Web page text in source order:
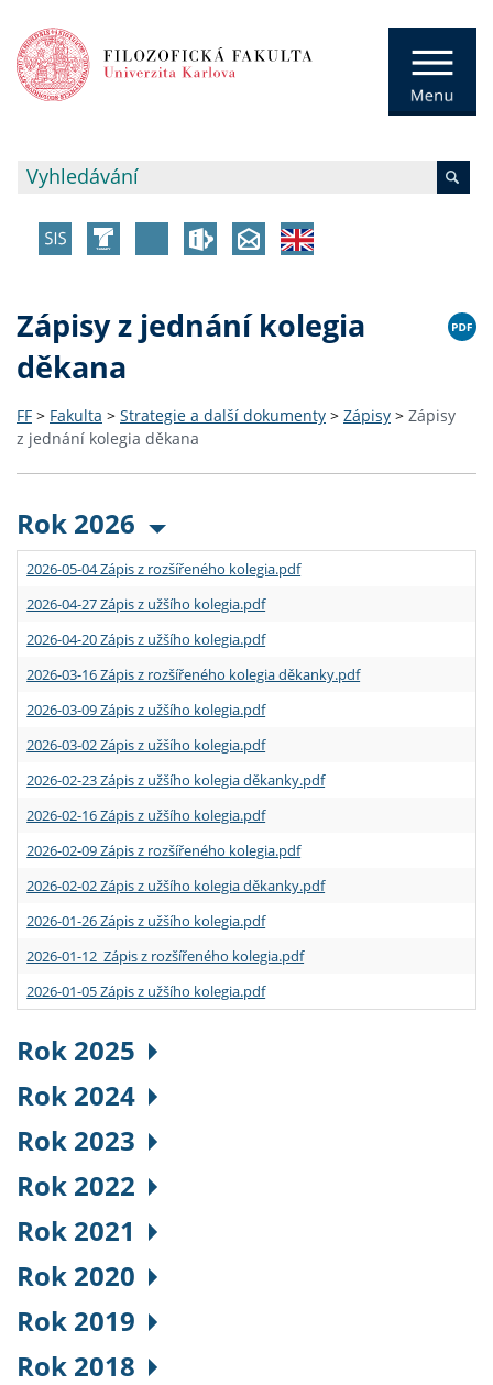
Zápisy z jednání kolegia
děkana
FF > Fakulta > Strategie a další dokumenty > Zápisy > Zápisy
z jednání kolegia děkana
Rok 2026
2026-05-04 Zápis z rozšířeného kolegia.pdf
2026-04-27 Zápis z užšího kolegia.pdf
2026-04-20 Zápis z užšího kolegia.pdf
2026-03-16 Zápis z rozšířeného kolegia děkanky.pdf
2026-03-09 Zápis z užšího kolegia.pdf
2026-03-02 Zápis z užšího kolegia.pdf
2026-02-23 Zápis z užšího kolegia děkanky.pdf
2026-02-16 Zápis z užšího kolegia.pdf
2026-02-09 Zápis z rozšířeného kolegia.pdf
2026-02-02 Zápis z užšího kolegia děkanky.pdf
2026-01-26 Zápis z užšího kolegia.pdf
2026-01-12 Zápis z rozšířeného kolegia.pdf
2026-01-05 Zápis z užšího kolegia.pdf
Rok 2025
Rok 2024
Rok 2023
Rok 2022
Rok 2021
Rok 2020
Rok 2019
Rok 2018